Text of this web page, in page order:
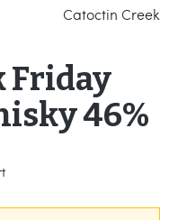
Catoctin Creek
Friday
46%